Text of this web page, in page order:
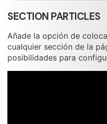
SECTION PARTICLES
Añade la opción de
cualquier sección de la
posibilidades para